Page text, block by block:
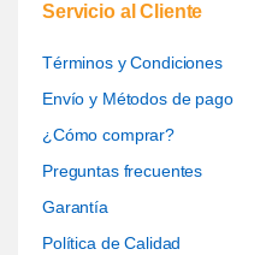
Servicio al Cliente
Términos y Condiciones
Envío y Métodos de pago
¿Cómo comprar?
Preguntas frecuentes
Garantía
Política de Calidad